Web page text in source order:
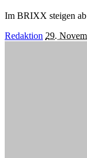
Im BRIXX steigen ab
Posted
Redaktion 29.